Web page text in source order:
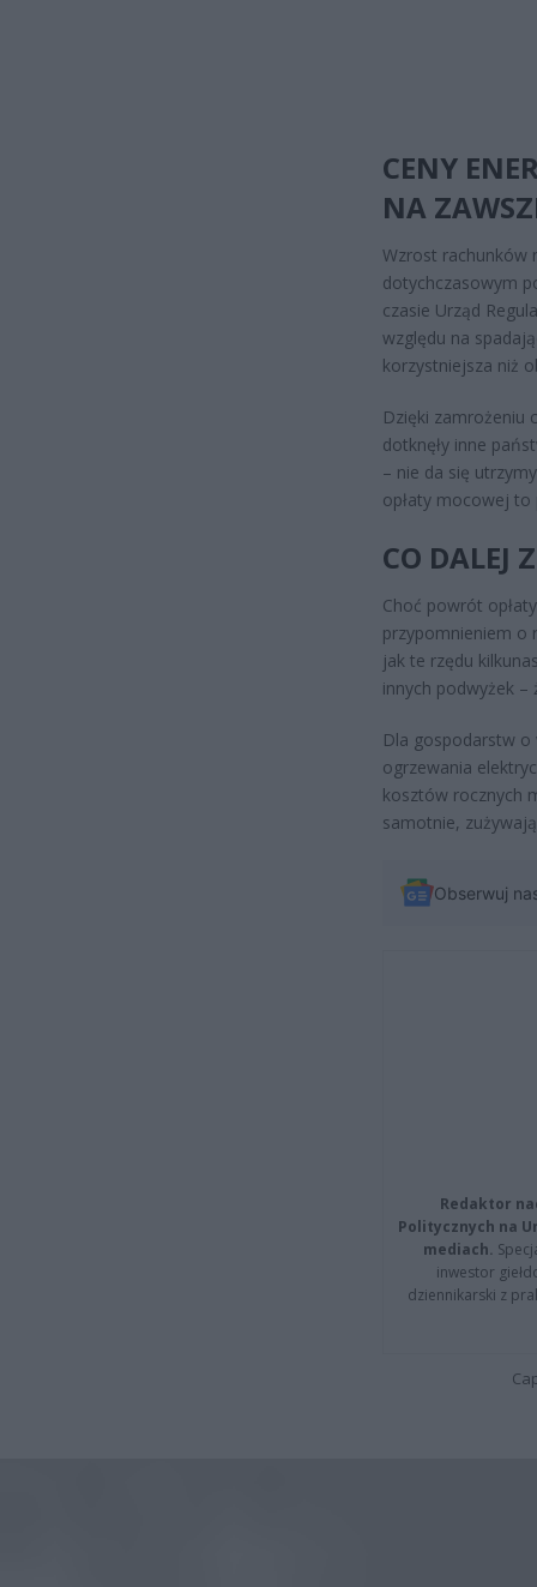
CENY
NA
Wzrost rachunków
dotychczasowym
czasie Urząd
względu na
korzystniejsza niż
Dzięki zamrożeniu
dotknęły inne
– nie da się
opłaty mocowej to
CO DALEJ
Choć powrót
przypomnieniem o
jak te rzędu
innych podwyżek –
Dla gospodarstw o
ogrzewania
kosztów rocznych
samotnie,
Obserwuj
Redaktor
Politycznych na
mediach.
inwestor
dziennikarski z